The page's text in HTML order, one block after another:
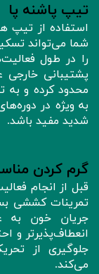
تیپ پاشنه پا
استفاده از تیپ
شما می‌تواند
را در طول
پشتیبانی
محدود کرده و
به ویژه در
شدید مفید باشد.
گرم کردن
قبل از انجام
تمرینات کششی
جریان خون به
انعطاف‌پذیرتر و
جلوگیری از
می‌کند.